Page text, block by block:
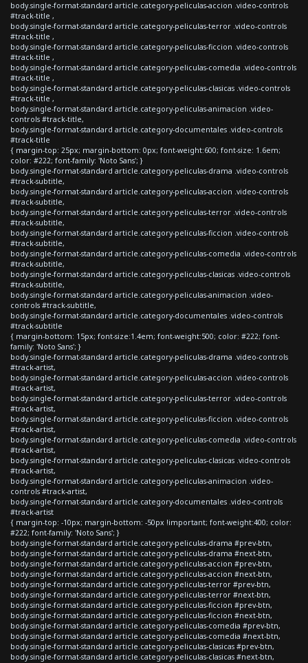
body.single-format-standard article.category-peliculas-accion .video-controls
#track-title ,
body.single-format-standard article.category-peliculas-terror .video-controls
#track-title ,
body.single-format-standard article.category-peliculas-ficcion .video-controls
#track-title ,
body.single-format-standard article.category-peliculas-comedia .video-controls
#track-title ,
body.single-format-standard article.category-peliculas-clasicas .video-controls
#track-title ,
body.single-format-standard article.category-peliculas-animacion .video-
controls #track-title,
body.single-format-standard article.category-documentales .video-controls
#track-title
{ margin-top: 25px; margin-bottom: 0px; font-weight:600; font-size: 1.6em;
color: #222; font-family: 'Noto Sans'; }
body.single-format-standard article.category-peliculas-drama .video-controls
#track-subtitle,
body.single-format-standard article.category-peliculas-accion .video-controls
#track-subtitle,
body.single-format-standard article.category-peliculas-terror .video-controls
#track-subtitle,
body.single-format-standard article.category-peliculas-ficcion .video-controls
#track-subtitle,
body.single-format-standard article.category-peliculas-comedia .video-controls
#track-subtitle,
body.single-format-standard article.category-peliculas-clasicas .video-controls
#track-subtitle,
body.single-format-standard article.category-peliculas-animacion .video-
controls #track-subtitle,
body.single-format-standard article.category-documentales .video-controls
#track-subtitle
{ margin-bottom: 15px; font-size:1.4em; font-weight:500; color: #222; font-
family: 'Noto Sans'; }
body.single-format-standard article.category-peliculas-drama .video-controls
#track-artist,
body.single-format-standard article.category-peliculas-accion .video-controls
#track-artist,
body.single-format-standard article.category-peliculas-terror .video-controls
#track-artist,
body.single-format-standard article.category-peliculas-ficcion .video-controls
#track-artist,
body.single-format-standard article.category-peliculas-comedia .video-controls
#track-artist,
body.single-format-standard article.category-peliculas-clasicas .video-controls
#track-artist,
body.single-format-standard article.category-peliculas-animacion .video-
controls #track-artist,
body.single-format-standard article.category-documentales .video-controls
#track-artist
{ margin-top: -10px; margin-bottom: -50px !important; font-weight:400; color:
#222; font-family: 'Noto Sans'; }
body.single-format-standard article.category-peliculas-drama #prev-btn,
body.single-format-standard article.category-peliculas-drama #next-btn,
body.single-format-standard article.category-peliculas-accion #prev-btn,
body.single-format-standard article.category-peliculas-accion #next-btn,
body.single-format-standard article.category-peliculas-terror #prev-btn,
body.single-format-standard article.category-peliculas-terror #next-btn,
body.single-format-standard article.category-peliculas-ficcion #prev-btn,
body.single-format-standard article.category-peliculas-ficcion #next-btn,
body.single-format-standard article.category-peliculas-comedia #prev-btn,
body.single-format-standard article.category-peliculas-comedia #next-btn,
body.single-format-standard article.category-peliculas-clasicas #prev-btn,
body.single-format-standard article.category-peliculas-clasicas #next-btn,